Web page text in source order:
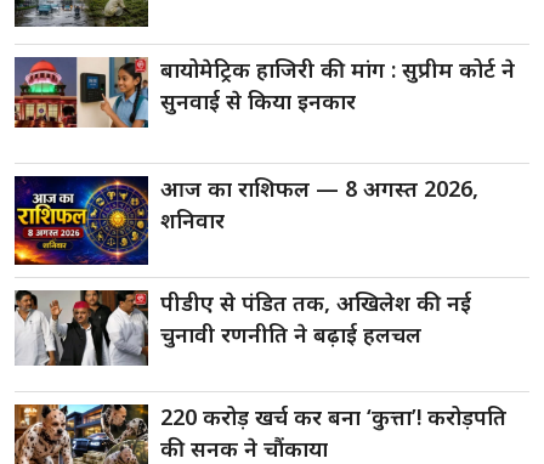
बायोमेट्रिक हाजिरी की मांग : सुप्रीम कोर्ट ने
सुनवाई से किया इनकार
आज का राशिफल — 8 अगस्त 2026,
शनिवार
पीडीए से पंडित तक, अखिलेश की नई
चुनावी रणनीति ने बढ़ाई हलचल
220 करोड़ खर्च कर बना ‘कुत्ता’! करोड़पति
की सनक ने चौंकाया